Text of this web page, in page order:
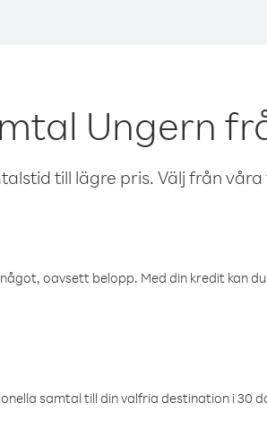
Ungern
till lägre pris. Välj från
oavsett belopp. Med din kredit kan
samtal till din valfria destination i 30